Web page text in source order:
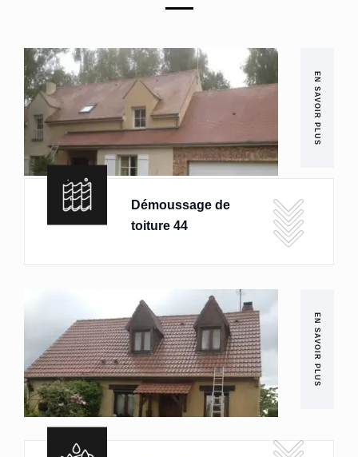
EN SAVOIR PLUS
Démoussage de
toiture 44
EN SAVOIR PLUS